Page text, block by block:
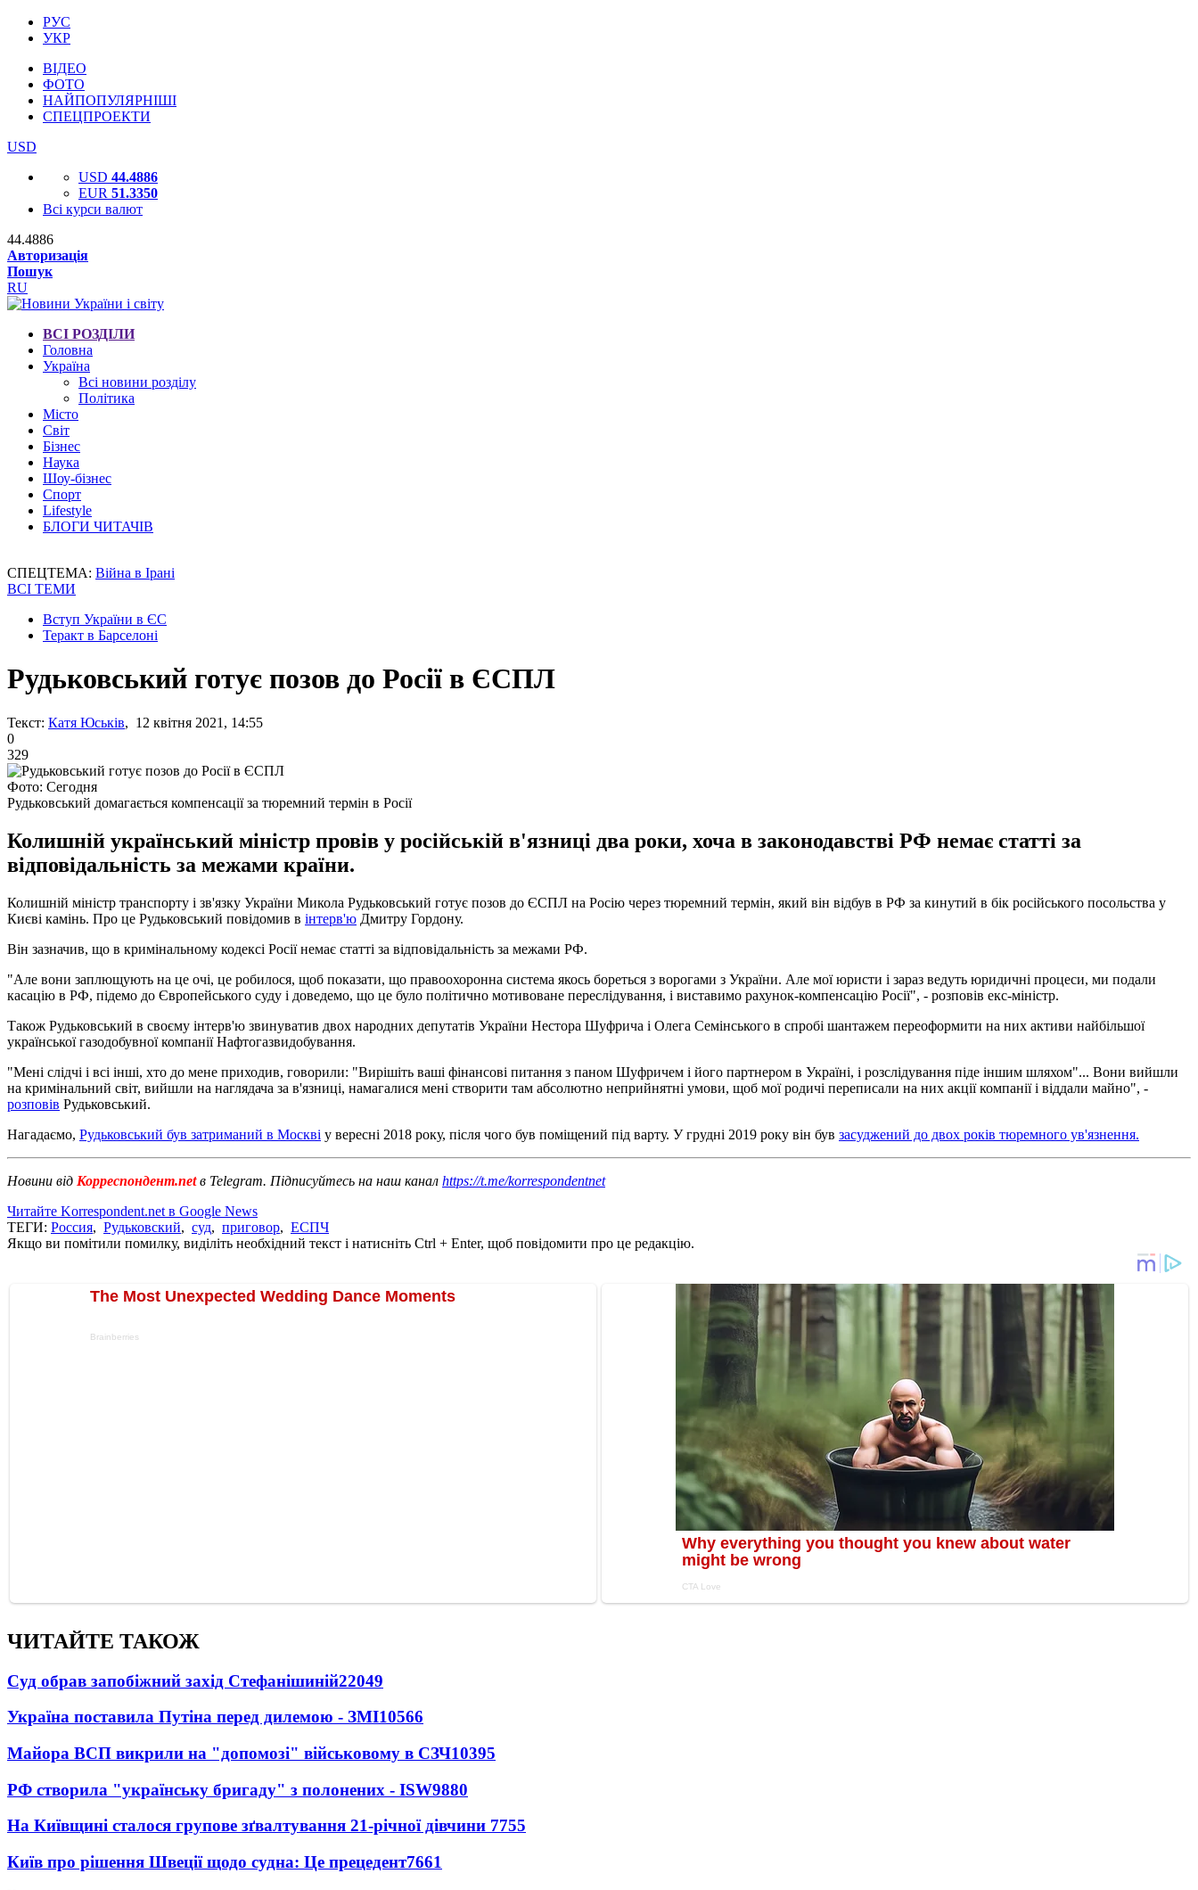
РУС
УКР
ВІДЕО
ФОТО
НАЙПОПУЛЯРНІШІ
СПЕЦПРОЕКТИ
USD
USD 44.4886
EUR 51.3350
Всі курси валют
44.4886
Авторизація
Пошук
RU
ВСІ РОЗДІЛИ
Головна
Україна
Всі новини розділу
Політика
Місто
Світ
Бізнес
Наука
Шоу-бізнес
Спорт
Lifestyle
БЛОГИ ЧИТАЧІВ
СПЕЦТЕМА: Війна в Ірані
ВСІ ТЕМИ
Вступ України в ЄС
Теракт в Барселоні
Рудьковський готує позов до Росії в ЄСПЛ
Текст: Катя Юськів, 12 квітня 2021, 14:55
0
329
Фото: Сегодня
Рудьковський домагається компенсації за тюремний термін в Росії
Колишній український міністр провів у російській в'язниці два роки, хоча в законодавстві РФ немає статті за
відповідальність за межами країни.
Колишній міністр транспорту і зв'язку України Микола Рудьковський готує позов до ЄСПЛ на Росію через тюремний термін, який він відбув в РФ за кинутий в бік російського посольства у
Києві камінь. Про це Рудьковський повідомив в інтерв'ю Дмитру Гордону.
Він зазначив, що в кримінальному кодексі Росії немає статті за відповідальність за межами РФ.
"Але вони заплющують на це очі, це робилося, щоб показати, що правоохоронна система якось бореться з ворогами з України. Але мої юристи і зараз ведуть юридичні процеси, ми подали
касацію в РФ, підемо до Європейського суду і доведемо, що це було політично мотивоване переслідування, і виставимо рахунок-компенсацію Росії", - розповів екс-міністр.
Також Рудьковський в своєму інтерв'ю звинуватив двох народних депутатів України Нестора Шуфрича і Олега Семінського в спробі шантажем переоформити на них активи найбільшої
української газодобувної компанії Нафтогазвидобування.
"Мені слідчі і всі інші, хто до мене приходив, говорили: "Вирішіть ваші фінансові питання з паном Шуфричем і його партнером в Україні, і розслідування піде іншим шляхом"... Вони вийшли
на кримінальний світ, вийшли на наглядача за в'язниці, намагалися мені створити там абсолютно неприйнятні умови, щоб мої родичі переписали на них акції компанії і віддали майно", -
розповів Рудьковський.
Нагадаємо, Рудьковський був затриманий в Москві у вересні 2018 року, після чого був поміщений під варту. У грудні 2019 року він був засуджений до двох років тюремного ув'язнення.
Новини від Корреспондент.netв Telegram. Підписуйтесь на наш канал https://t.me/korrespondentnet
Читайте Korrespondent.net в Google News
ТЕГИ: Россия, Рудьковский, суд, приговор, ЕСПЧ
Якщо ви помітили помилку, виділіть необхідний текст і натисніть Ctrl + Enter, щоб повідомити про це редакцію.
ЧИТАЙТЕ ТАКОЖ
Суд обрав запобіжний захід Стефанішиній22049
Україна поставила Путіна перед дилемою - ЗМІ10566
Майора ВСП викрили на "допомозі" військовому в СЗЧ10395
РФ створила "українську бригаду" з полонених - ISW9880
На Київщині сталося групове зґвалтування 21-річної дівчини 7755
Київ про рішення Швеції щодо судна: Це прецедент7661